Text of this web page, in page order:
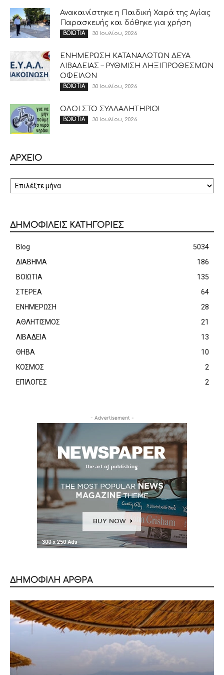
Ανακαινίστηκε η Παιδική Χαρά της Αγίας
Παρασκευής και δόθηκε για χρήση
ΒΟΙΩΤΙΑ 30 Ιουλίου, 2026
ΕΝΗΜΕΡΩΣΗ ΚΑΤΑΝΑΛΩΤΩΝ ΔΕΥΑ
ΛΙΒΑΔΕΙΑΣ – ΡΥΘΜΙΣΗ ΛΗΞΙΠΡΟΘΕΣΜΩΝ
ΟΦΕΙΛΩΝ
ΒΟΙΩΤΙΑ 30 Ιουλίου, 2026
ΟΛΟΙ ΣΤΟ ΣΥΛΛΑΛΗΤΗΡΙΟ!
ΒΟΙΩΤΙΑ 30 Ιουλίου, 2026
ΑΡΧΕΙΟ
ΔΗΜΟΦΙΛΕΙΣ ΚΑΤΗΓΟΡΙΕΣ
Blog
5034
ΔΙΑΒΗΜΑ
186
ΒΟΙΩΤΙΑ
135
ΣΤΕΡΕΑ
64
ΕΝΗΜΕΡΩΣΗ
28
ΑΘΛΗΤΙΣΜΟΣ
21
ΛΙΒΑΔΕΙΑ
13
ΘΗΒΑ
10
ΚΟΣΜΟΣ
2
ΕΠΙΛΟΓΕΣ
2
- Advertisement -
ΔΗΜΟΦΙΛΗ ΑΡΘΡΑ